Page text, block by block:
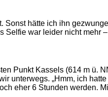
Sonst hätte ich ihn
Selfie war leider nicht mehr
Punkt Kassels (614 m ü.
unterwegs. „Hmm, ich
eher 6 Stunden werden.